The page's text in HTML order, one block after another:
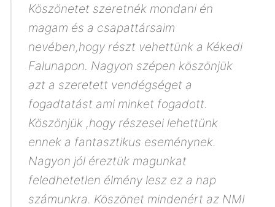
Köszönetet szeretnék mondani én
magam és a csapattársaim
nevében,hogy részt vehettünk a Kékedi
Falunapon. Nagyon szépen köszönjük
azt a szeretett vendégséget a
fogadtatást ami minket fogadott.
Köszönjük ,hogy részesei lehettünk
ennek a fantasztikus eseménynek.
Nagyon jól éreztük magunkat
feledhetetlen élmény lesz ez a nap
számunkra. Köszönet mindenért az NMI